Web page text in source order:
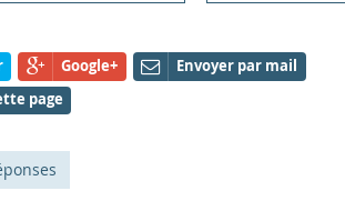
Google+
Envoyer par mail
page